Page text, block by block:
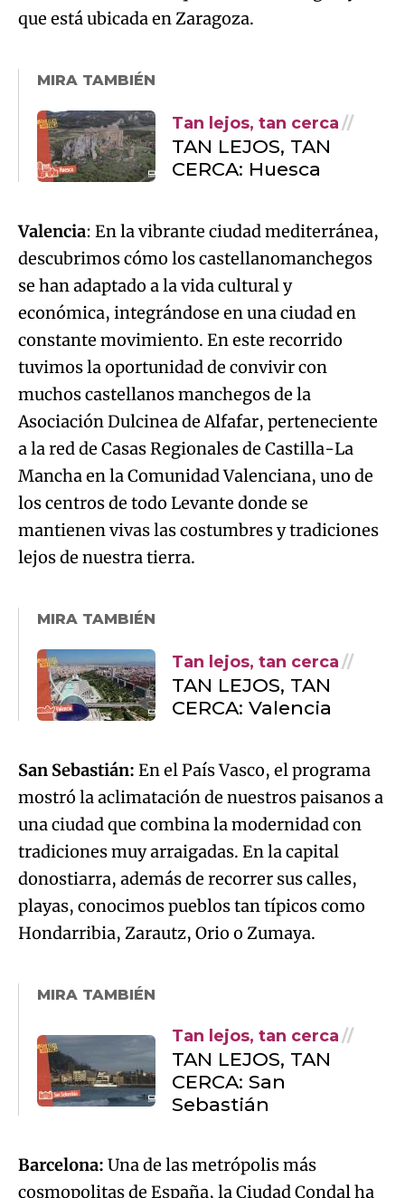
que está ubicada en Zaragoza.
MIRA TAMBIÉN
Tan lejos, tan cerca
TAN LEJOS, TAN
CERCA: Huesca
Valencia: En la vibrante ciudad mediterránea,
descubrimos cómo los castellanomanchegos
se han adaptado a la vida cultural y
económica, integrándose en una ciudad en
constante movimiento. En este recorrido
tuvimos la oportunidad de convivir con
muchos castellanos manchegos de la
Asociación Dulcinea de Alfafar, perteneciente
a la red de Casas Regionales de Castilla-La
Mancha en la Comunidad Valenciana, uno de
los centros de todo Levante donde se
mantienen vivas las costumbres y tradiciones
lejos de nuestra tierra.
MIRA TAMBIÉN
Tan lejos, tan cerca
TAN LEJOS, TAN
CERCA: Valencia
San Sebastián: En el País Vasco, el programa
mostró la aclimatación de nuestros paisanos a
una ciudad que combina la modernidad con
tradiciones muy arraigadas. En la capital
donostiarra, además de recorrer sus calles,
playas, conocimos pueblos tan típicos como
Hondarribia, Zarautz, Orio o Zumaya.
MIRA TAMBIÉN
Tan lejos, tan cerca
TAN LEJOS, TAN
CERCA: San
Sebastián
Barcelona: Una de las metrópolis más
cosmopolitas de España, la Ciudad Condal ha